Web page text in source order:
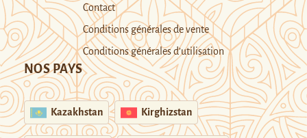
Contact
Conditions générales de vente
Conditions générales d’utilisation
NOS PAYS
Kazakhstan Kirghizstan